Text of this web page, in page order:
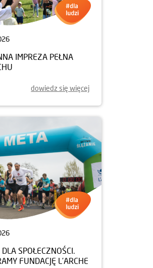
IMPREZA PEŁNA
dowiedz się więcej
SPOŁECZNOŚCI.
FUNDACJĘ L’ARCHE